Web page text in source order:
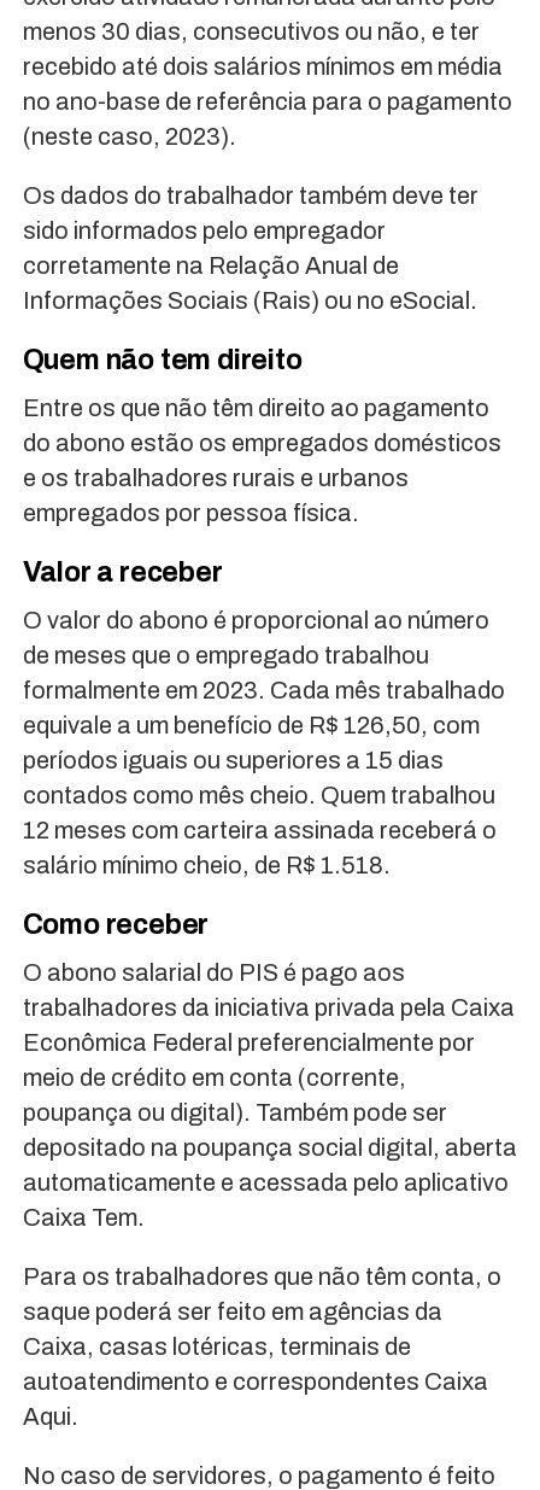
menos 30 dias, consecutivos ou não, e ter
recebido até dois salários mínimos em média
no ano-base de referência para o pagamento
(neste caso, 2023).
Os dados do trabalhador também deve ter
sido informados pelo empregador
corretamente na Relação Anual de
Informações Sociais (Rais) ou no eSocial.
Quem não tem direito
Entre os que não têm direito ao pagamento
do abono estão os empregados domésticos
e os trabalhadores rurais e urbanos
empregados por pessoa física.
Valor a receber
O valor do abono é proporcional ao número
de meses que o empregado trabalhou
formalmente em 2023. Cada mês trabalhado
equivale a um benefício de R$ 126,50, com
períodos iguais ou superiores a 15 dias
contados como mês cheio. Quem trabalhou
12 meses com carteira assinada receberá o
salário mínimo cheio, de R$ 1.518.
Como receber
O abono salarial do PIS é pago aos
trabalhadores da iniciativa privada pela Caixa
Econômica Federal preferencialmente por
meio de crédito em conta (corrente,
poupança ou digital). Também pode ser
depositado na poupança social digital, aberta
automaticamente e acessada pelo aplicativo
Caixa Tem.
Para os trabalhadores que não têm conta, o
saque poderá ser feito em agências da
Caixa, casas lotéricas, terminais de
autoatendimento e correspondentes Caixa
Aqui.
No caso de servidores, o pagamento é feito